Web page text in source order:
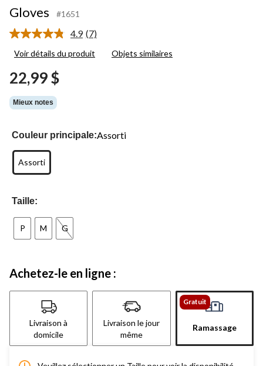
Gloves
#1651
4.9 Lire
7
(7)
Voir détails du produit Objets similaires
22,99 $
Mieux notes
Couleur principale:Assorti
Assorti
Taille:
P M G
Achetez-le en ligne :
Livraison à
domicile
Livraison le jour
même
Gratuit
Ramassage